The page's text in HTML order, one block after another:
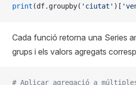
print (df.groupby( 'ciutat' )[
Cada funció retorna una Series
grups i els valors agregats
# Aplicar agregació a múltiples